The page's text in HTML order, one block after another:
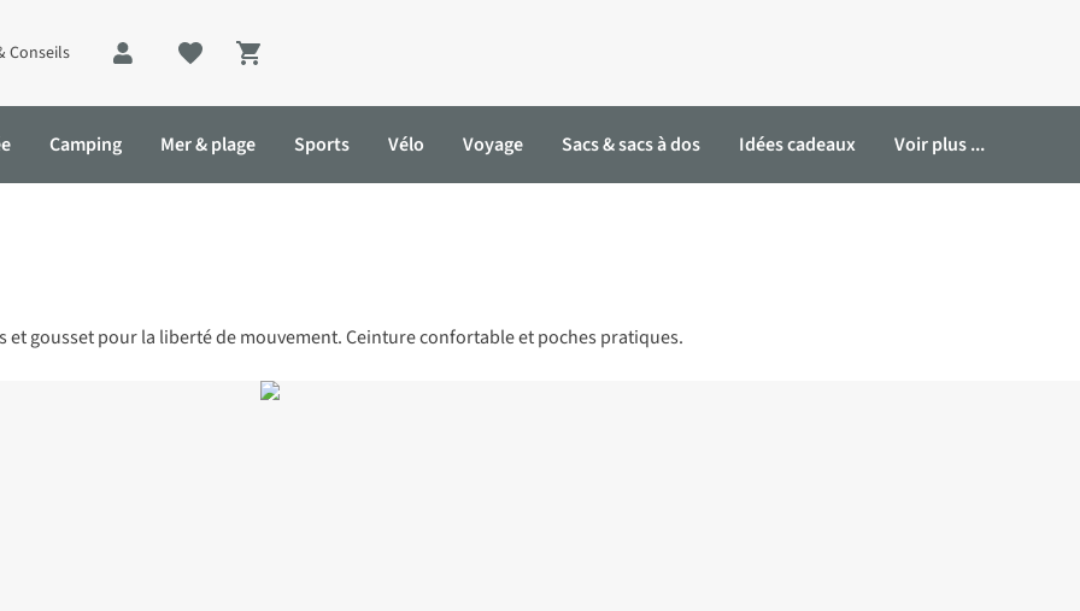
Conseils
Shopping cart
Camping Mer & plage Sports Vélo Voyage Sacs & sacs à dos Idées cadeaux Voir plus ...
gousset pour la liberté de mouvement. Ceinture confortable et poches pratiques.